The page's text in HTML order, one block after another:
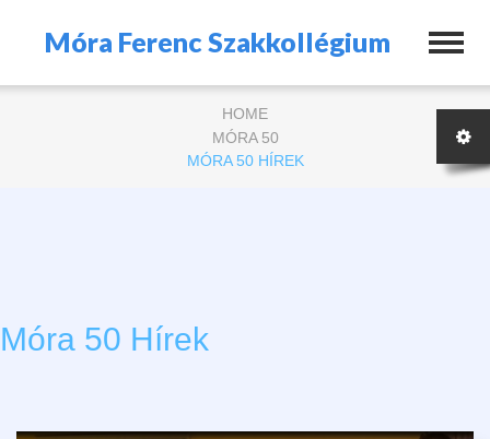
Móra Ferenc Szakkollégium
HOME
MÓRA 50
MÓRA 50 HÍREK
Móra 50 Hírek